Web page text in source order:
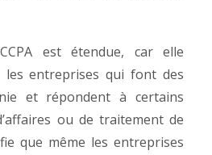
est étendue, car elle
les entreprises qui font des
et répondent à certains
ou de traitement de
que même les entreprises